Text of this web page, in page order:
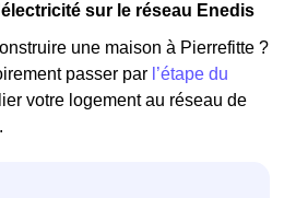
sur le réseau Enedis
une maison à Pierrefitte ?
passer par l’étape du
votre logement au réseau de